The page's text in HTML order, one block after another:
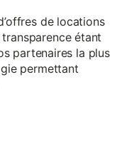
de locations
étant
partenaires la plus
permettant